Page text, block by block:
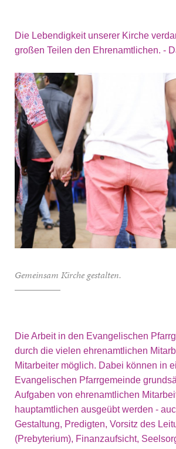
Die Lebendigkeit unserer Kirche
großen Teilen den Ehrenamtlichen. -
Gemeinsam Kirche gestalten.
Die Arbeit in den Evangelischen
durch die vielen ehrenamtlichen
Mitarbeiter möglich. Dabei können in
Evangelischen Pfarrgemeinde
Aufgaben von ehrenamtlichen
hauptamtlichen ausgeübt werden -
Gestaltung, Predigten, Vorsitz des
(Prebyterium), Finanzaufsicht,